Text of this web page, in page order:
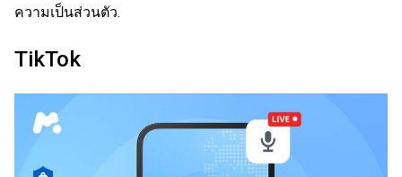
ความเป็นส่วนตัว.
TikTok